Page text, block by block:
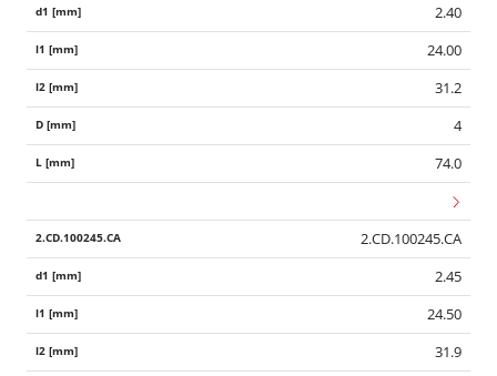
2.40
24.00
31.2
4
74.0
2.CD.100245.CA
2.45
24.50
31.9